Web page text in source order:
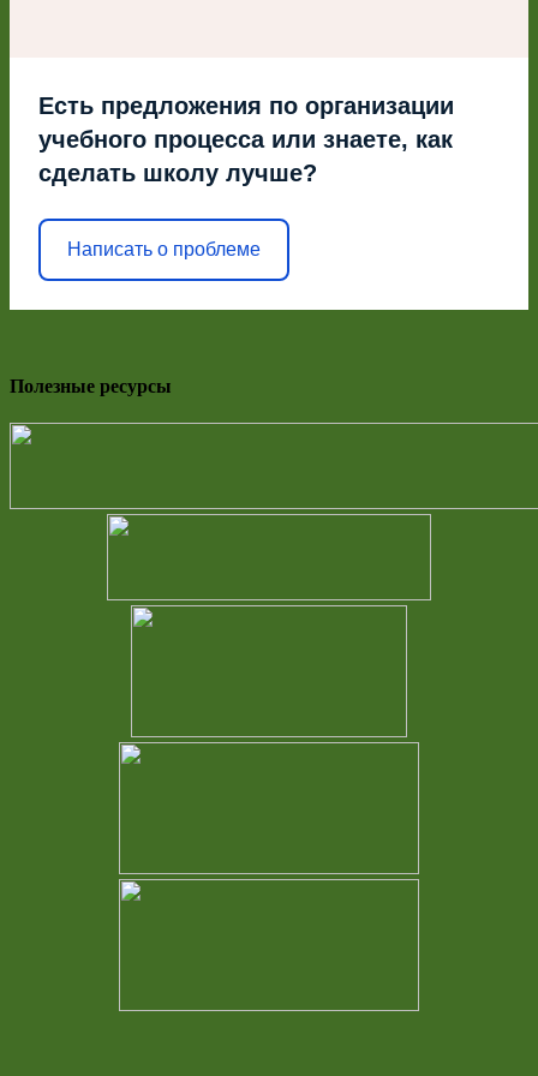
Есть предложения по организации
учебного процесса или знаете, как
сделать школу лучше?
Написать о проблеме
Полезные ресурсы